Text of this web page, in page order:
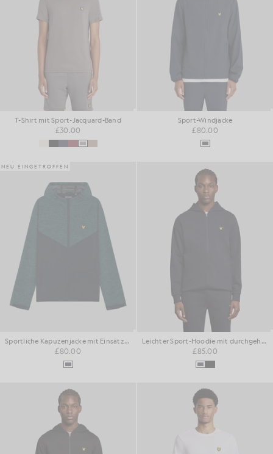
T-Shirt mit Sport-Jacquard-Band
£30.00
Sport-Windjacke
£80.00
NEU EINGETROFFEN
Sportliche Kapuzenjacke mit Einsätzen
£80.00
Leichter Sport-Hoodie mit durchgehendem Reißverschluss
£85.00